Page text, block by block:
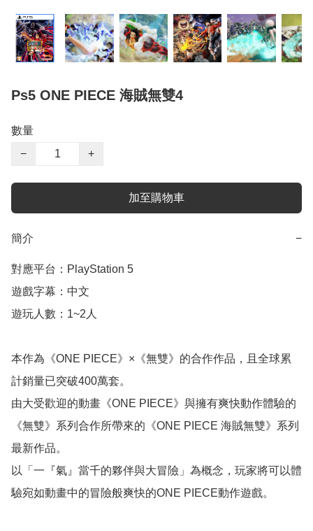
Ps5 ONE PIECE 海賊無雙4
數量
−
+
加至購物車
簡介 −
對應平台：PlayStation 5
遊戲字幕：中文
遊玩人數：1~2人
本作為《ONE PIECE》×《無雙》的合作作品，且全球累
計銷量已突破400萬套。
由大受歡迎的動畫《ONE PIECE》與擁有爽快動作體驗的
《無雙》系列合作所帶來的《ONE PIECE 海賊無雙》系列
最新作品。
以「一『氣』當千的夥伴與大冒險」為概念，玩家將可以體
驗宛如動畫中的冒險般爽快的ONE PIECE動作遊戲。